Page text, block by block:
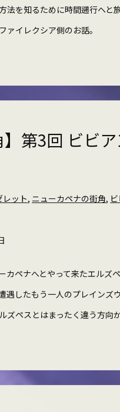
法を知るために時間遡行へと
ァイレクシア側のお話。
】第3回 ビビ
レット, ニューカペナの街角,
カペナへとやって来たエルズ
遇したもう一人のプレインズ
ズペスとはまったく違う方向